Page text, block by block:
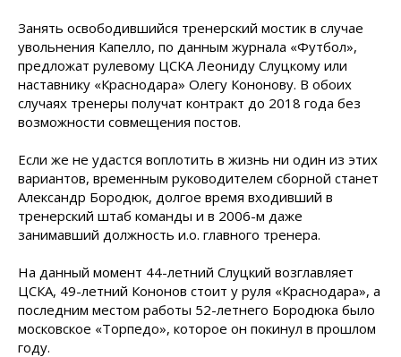
Занять освободившийся тренерский мостик в случае
увольнения Капелло, по данным журнала «Футбол»,
предложат рулевому ЦСКА Леониду Слуцкому или
наставнику «Краснодара» Олегу Кононову. В обоих
случаях тренеры получат контракт до 2018 года без
возможности совмещения постов.
Если же не удастся воплотить в жизнь ни один из этих
вариантов, временным руководителем сборной станет
Александр Бородюк, долгое время входивший в
тренерский штаб команды и в 2006-м даже
занимавший должность и.о. главного тренера.
На данный момент 44-летний Слуцкий возглавляет
ЦСКА, 49-летний Кононов стоит у руля «Краснодара», а
последним местом работы 52-летнего Бородюка было
московское «Торпедо», которое он покинул в прошлом
году.